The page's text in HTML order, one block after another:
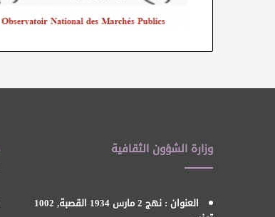
وزارة الشؤون الثقافية
العنوان : نهج 2 مارس 1934 القصبة, 1002